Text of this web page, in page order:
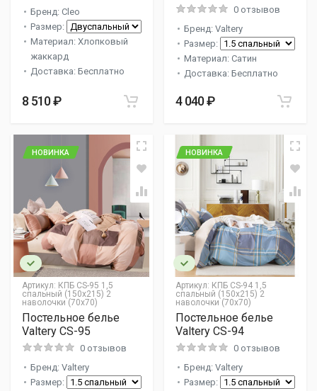
Бренд: Cleo
Размер:
Материал: Хлопковый
жаккард
Доставка: Бесплатно
8 510 ₽
0 отзывов
Бренд: Valtery
Размер:
Материал: Сатин
Доставка: Бесплатно
4 040 ₽
Артикул: КПБ CS-95 1,5
спальный (150х215) 2
наволочки (70х70)
НОВИНКА
Постельное белье
Valtery CS-95
0 отзывов
Бренд: Valtery
Размер:
Артикул: КПБ CS-94 1,5
спальный (150х215) 2
наволочки (70х70)
НОВИНКА
Постельное белье
Valtery CS-94
0 отзывов
Бренд: Valtery
Размер: